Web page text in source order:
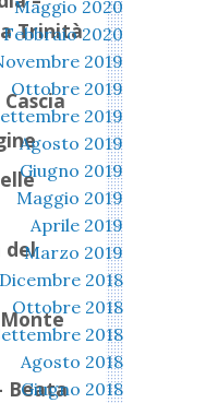
Maggio 2020
Febbraio 2020
2019
Ottobre 2019
2019
Agosto 2019
Giugno 2019
Maggio 2019
Aprile 2019
Marzo 2019
Dicembre 2018
Ottobre 2018
2018
Agosto 2018
Giugno 2018
Trinità
del
Monte
Beata